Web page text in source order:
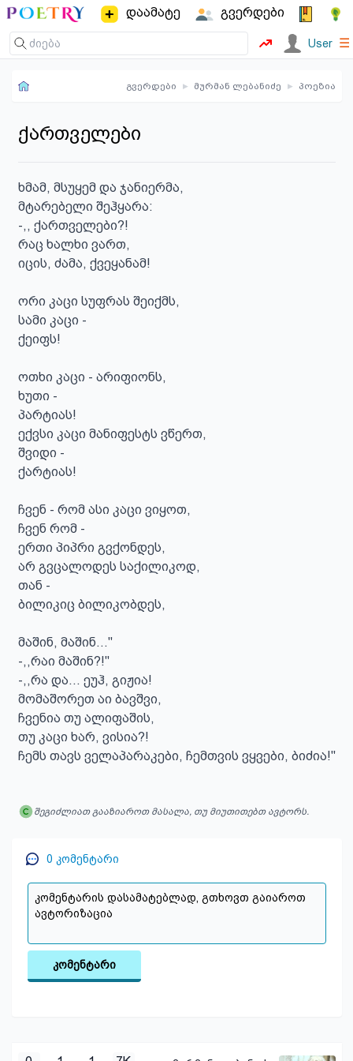
დაამატე გვერდები
User ☰
გვერდები ▸ მურმან ლებანიძე ▸ პოეზია
ქართველები
ხმამ, მსუყემ და ჯანიერმა,
მტარებელი შეჰყარა:
-,, ქართველები?!
რაც ხალხი ვართ,
იცის, ძამა, ქვეყანამ!
ორი კაცი სუფრას შეიქმს,
სამი კაცი -
ქეიფს!
ოთხი კაცი - არიფიონს,
ხუთი -
პარტიას!
ექვსი კაცი მანიფესტს ვწერთ,
შვიდი -
ქარტიას!
ჩვენ - რომ ასი კაცი ვიყოთ,
ჩვენ რომ -
ერთი პიპრი გვქონდეს,
არ გვცალოდეს საქილიკოდ,
თან -
ბილიკიც ბილიკობდეს,
მაშინ, მაშინ...''
-,,რაი მაშინ?!''
-,,რა და... ეუჰ, გიჟია!
მომაშორეთ აი ბავშვი,
ჩვენია თუ ალიფაშის,
თუ კაცი ხარ, ვისია?!
ჩემს თავს ველაპარაკები, ჩემთვის ვყვები, ბიძია!''
შეგიძლიათ გააზიაროთ მასალა, თუ მიუთითებთ ავტორს.
0 კომენტარი
კომენტარი